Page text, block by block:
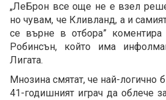
„ЛеБрон все още не е взел
но чувам, че Кливланд, а и
се върне в отбора”
Робинсън, който има
Лигата.
Мнозина смятат, че най-логично
41-годишният играч да облече